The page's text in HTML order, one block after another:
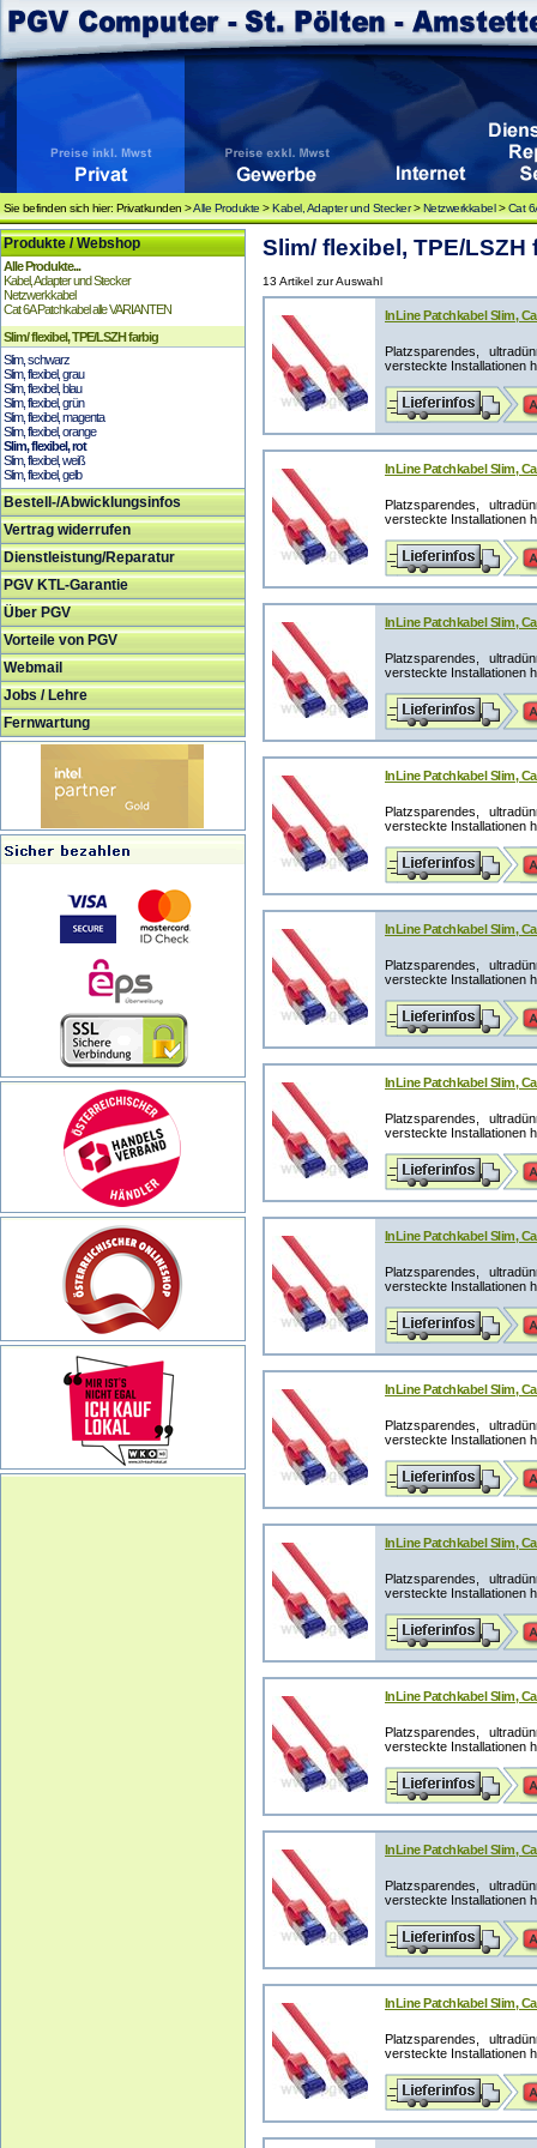
Sie befinden sich hier: Privatkunden >Alle Produkte >Kabel, Adapter und Stecker>Netzwerkkabel>Cat
Produkte / Webshop
Alle Produkte...
Kabel, Adapter und Stecker
Netzwerkkabel
Cat 6A Patchkabel alle VARIANTEN
Slim/ flexibel, TPE/LSZH farbig
Slim, schwarz
Slim, flexibel, grau
Slim, flexibel, blau
Slim, flexibel, grün
Slim, flexibel, magenta
Slim, flexibel, orange
Slim, flexibel, rot
Slim, flexibel, weiß
Slim, flexibel, gelb
Bestell-/Abwicklungsinfos
Vertrag widerrufen
Dienstleistung/Reparatur
PGV KTL-Garantie
Über PGV
Vorteile von PGV
Webmail
Jobs / Lehre
Fernwartung
Slim/ flexibel, TPE/
13 Artikel zur Auswahl
InLine Patchkabel Slim,
Platzsparendes,
versteckte Installationen
InLine Patchkabel Slim,
Platzsparendes,
versteckte Installationen
InLine Patchkabel Slim,
Platzsparendes,
versteckte Installationen
InLine Patchkabel Slim,
Platzsparendes,
versteckte Installationen
InLine Patchkabel Slim,
Platzsparendes,
versteckte Installationen
InLine Patchkabel Slim,
Platzsparendes,
versteckte Installationen
InLine Patchkabel Slim,
Platzsparendes,
versteckte Installationen
InLine Patchkabel Slim,
Platzsparendes,
versteckte Installationen
InLine Patchkabel Slim,
Platzsparendes,
versteckte Installationen
InLine Patchkabel Slim,
Platzsparendes,
versteckte Installationen
InLine Patchkabel Slim,
Platzsparendes,
versteckte Installationen
InLine Patchkabel Slim,
Platzsparendes,
versteckte Installationen